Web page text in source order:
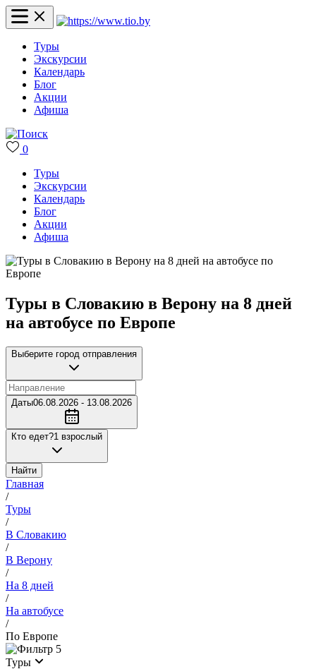
Туры
Экскурсии
Календарь
Блог
Акции
Афиша
0
Туры
Экскурсии
Календарь
Блог
Акции
Афиша
Туры в Словакию в Верону на 8 дней
на автобусе по Европе
Выберите город отправления
Даты06.08.2026 - 13.08.2026
Кто едет?1 взрослый
Найти
Главная
/
Туры
/
В Словакию
/
В Верону
/
На 8 дней
/
На автобусе
/
По Европе
5
Туры